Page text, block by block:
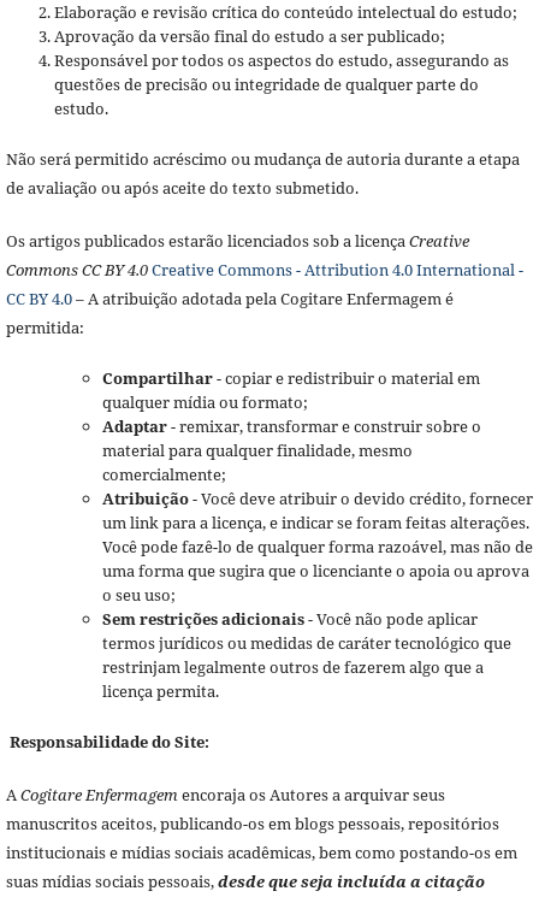
Elaboração e revisão crítica do conteúdo intelectual do estudo;
Aprovação da versão final do estudo a ser publicado;
Responsável por todos os aspectos do estudo, assegurando as
questões de precisão ou integridade de qualquer parte do
estudo.
Não será permitido acréscimo ou mudança de autoria durante a etapa
de avaliação ou após aceite do texto submetido.
Os artigos publicados estarão licenciados sob a licença Creative
Commons CC BY 4.0Creative Commons - Attribution 4.0 International -
CC BY 4.0– A atribuição adotada pela Cogitare Enfermagem é
permitida:
Compartilhar- copiar e redistribuir o material em
qualquer mídia ou formato;
Adaptar- remixar, transformar e construir sobre o
material para qualquer finalidade, mesmo
comercialmente;
Atribuição- Você deve atribuir o devido crédito, fornecer
um link para a licença, e indicar se foram feitas alterações.
Você pode fazê-lo de qualquer forma razoável, mas não de
uma forma que sugira que o licenciante o apoia ou aprova
o seu uso;
Sem restrições adicionais- Você não pode aplicar
termos jurídicos ou medidas de caráter tecnológico que
restrinjam legalmente outros de fazerem algo que a
licença permita.
Responsabilidade do Site:
A Cogitare Enfermagem encoraja os Autores a arquivar seus
manuscritos aceitos, publicando-os em blogs pessoais, repositórios
institucionais e mídias sociais acadêmicas, bem como postando-os em
suas mídias sociais pessoais,desde que seja incluída a citação